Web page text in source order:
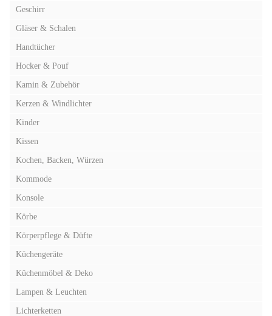
Geschirr
Gläser & Schalen
Handtücher
Hocker & Pouf
Kamin & Zubehör
Kerzen & Windlichter
Kinder
Kissen
Kochen, Backen, Würzen
Kommode
Konsole
Körbe
Körperpflege & Düfte
Küchengeräte
Küchenmöbel & Deko
Lampen & Leuchten
Lichterketten